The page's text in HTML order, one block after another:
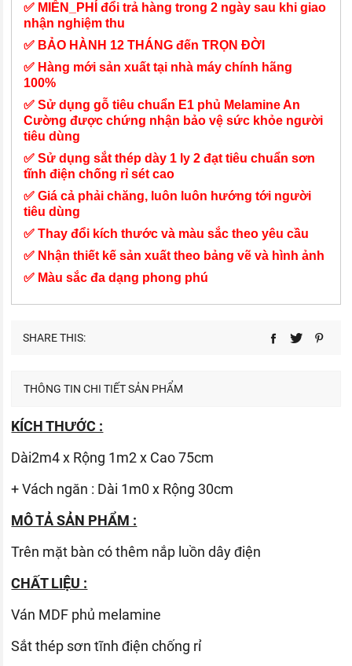
✅ MIỄN_PHÍ đổi trả hàng trong 2 ngày sau khi giao
nhận nghiệm thu
✅ BẢO HÀNH 12 THÁNG đến TRỌN ĐỜI
✅ Hàng mới sản xuất tại nhà máy chính hãng
100%
✅ Sử dụng gỗ tiêu chuẩn E1 phủ Melamine An
Cường được chứng nhận bảo vệ sức khỏe người
tiêu dùng
✅ Sử dụng sắt thép dày 1 ly 2 đạt tiêu chuẩn sơn
tĩnh điện chống rỉ sét cao
✅ Giá cả phải chăng, luôn luôn hướng tới người
tiêu dùng
✅ Thay đổi kích thước và màu sắc theo yêu cầu
✅ Nhận thiết kế sản xuất theo bảng vẽ và hình ảnh
✅ Màu sắc đa dạng phong phú
SHARE THIS:
THÔNG TIN CHI TIẾT SẢN PHẨM
KÍCH THƯỚC :
Dài2m4 x Rộng 1m2 x Cao 75cm
+ Vách ngăn : Dài 1m0 x Rộng 30cm
MÔ TẢ SẢN PHẨM :
Trên mặt bàn có thêm nắp luồn dây điện
CHẤT LIỆU :
Ván MDF phủ melamine
Sắt thép sơn tĩnh điện chống rỉ